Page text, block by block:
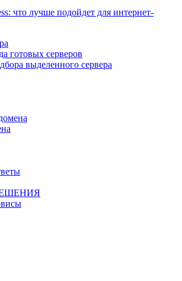
что лучше подойдет для интернет-
готовых серверов
выделенного сервера